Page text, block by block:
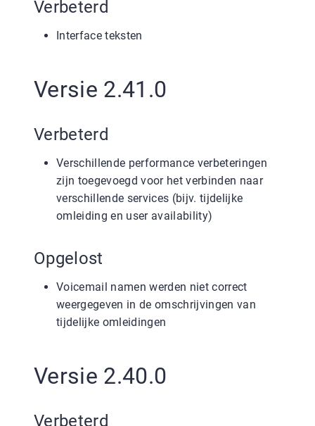
Verbeterd
Interface teksten
Versie 2.41.0
Verbeterd
Verschillende performance verbeteringen
zijn toegevoegd voor het verbinden naar
verschillende services (bijv. tijdelijke
omleiding en user availability)
Opgelost
Voicemail namen werden niet correct
weergegeven in de omschrijvingen van
tijdelijke omleidingen
Versie 2.40.0
Verbeterd